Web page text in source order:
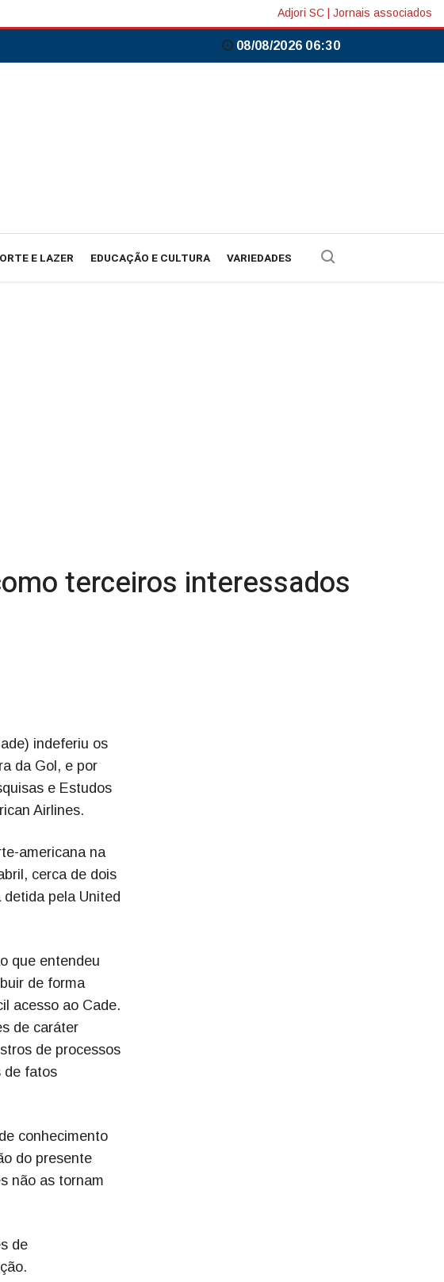
Adjori SC Jornais associados
08/08/2026 06:30
E LAZER EDUCAÇÃO E CULTURA VARIEDADES
terceiros interessados
indeferiu os
da Gol, e por
e Estudos
Airlines.
americana na
cerca de dois
pela United
que entendeu
de forma
acesso ao Cade.
de caráter
de processos
de fatos
conhecimento
do presente
não as tornam
de